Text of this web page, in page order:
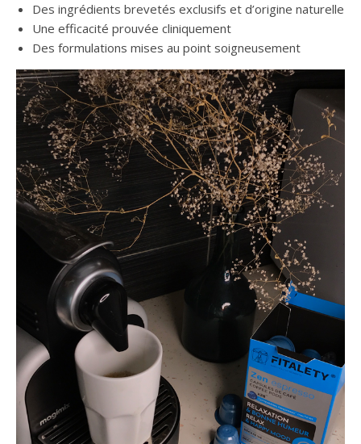
Des ingrédients brevetés exclusifs et d’origine naturelle
Une efficacité prouvée cliniquement
Des formulations mises au point soigneusement